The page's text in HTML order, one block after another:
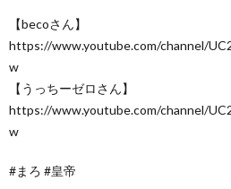
【becoさん】
https://www.youtube.com/channel/
w
【うっちーゼロさん】
https://www.youtube.com/channel/
w
#まろ #皇帝